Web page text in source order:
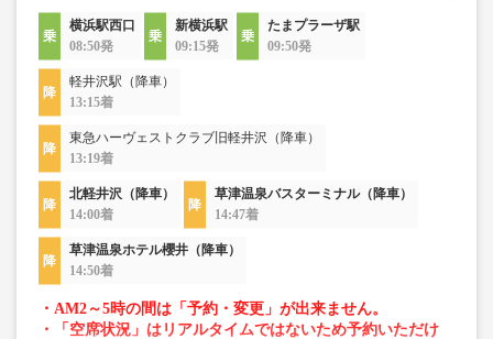
横浜駅西口
08:50発
新横浜駅
09:15発
たまプラーザ駅
09:50発
軽井沢駅（降車）
13:15着
東急ハーヴェストクラブ旧軽井沢（降車）
13:19着
北軽井沢（降車）
14:00着
草津温泉バスターミナル（降車）
14:47着
草津温泉ホテル櫻井（降車）
14:50着
・AM2～5時の間は「予約・変更」が出来ません。
・「空席状況」はリアルタイムではないため予約いただけ